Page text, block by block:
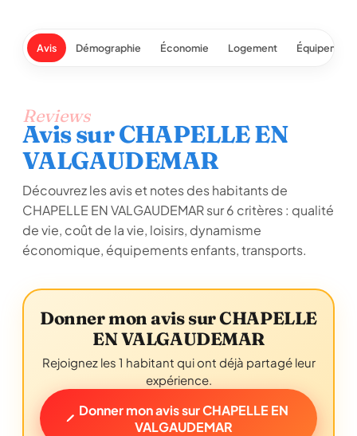
Avis Démographie Économie Logement
Reviews
Avis sur CHAPELLE EN
VALGAUDEMAR
Découvrez les avis et notes des habitants de
CHAPELLE EN VALGAUDEMAR sur 6 critères : qualité
de vie, coût de la vie, loisirs, dynamisme
économique, équipements enfants, transports.
Donner mon avis sur CHAPELLE
EN VALGAUDEMAR
Rejoignez les 1 habitant qui ont déjà partagé leur
expérience.
Donner mon avis sur CHAPELLE EN
VALGAUDEMAR